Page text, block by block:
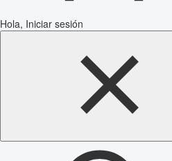
Hola, Iniciar sesión